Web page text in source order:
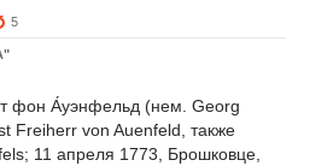
5
фон А́уэнфельд (нем. Georg
Freiherr von Auenfeld, также
11 апреля 1773, Брошковце,